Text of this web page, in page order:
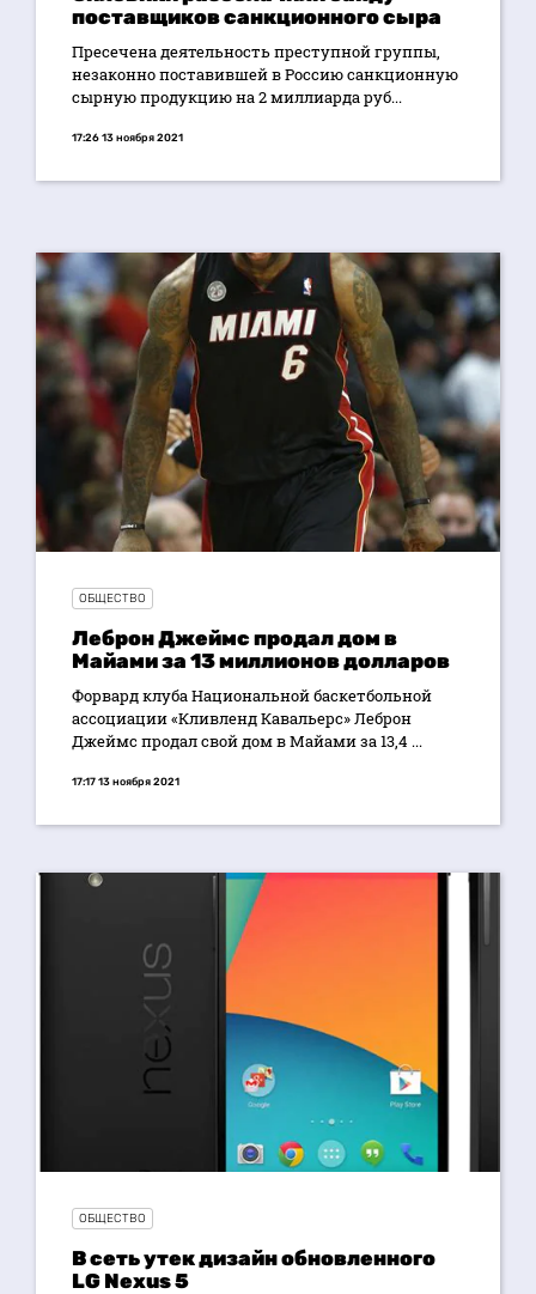
поставщиков санкционного сыра
Пресечена деятельность преступной группы,
незаконно поставившей в Россию санкционную
сырную продукцию на 2 миллиарда руб...
17:26 13 ноября 2021
ОБЩЕСТВО
Леброн Джеймс продал дом в
Майами за 13 миллионов долларов
Форвард клуба Национальной баскетбольной
ассоциации «Кливленд Кавальерс» Леброн
Джеймс продал свой дом в Майами за 13,4 ...
17:17 13 ноября 2021
ОБЩЕСТВО
В сеть утек дизайн обновленного
LG Nexus 5